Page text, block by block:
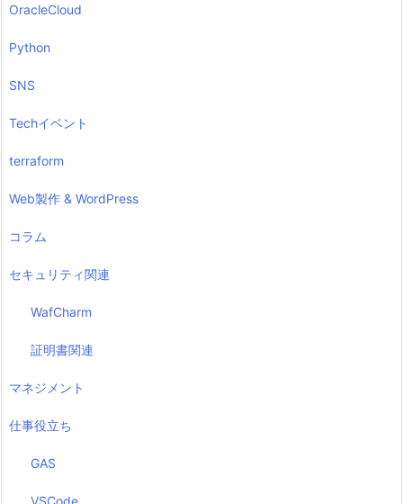
OracleCloud
Python
SNS
Techイベント
terraform
Web製作 & WordPress
コラム
セキュリティ関連
WafCharm
証明書関連
マネジメント
仕事役立ち
GAS
VSCode